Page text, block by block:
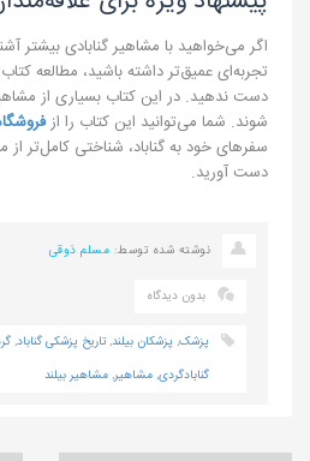
اگر می‌خواهید با مشاهیر گنابادی بیشتر
تجربه‌ای عمیق‌تر داشته باشید، مطالعه کتاب
دست ندهید. در این کتاب بسیاری از
شوند. شما می‌توانید این کتاب را از
سفرهای خود به گناباد، شناختی کامل‌تر
دست آورید.
نوشته شده توسط: مسلم ذوقی
بدون دیدگاه
پزشک, پزشکان بیلند,تاریخ پزشکی گناباد,
گنابادگردی, مشاهیر, مشاهیر بیلند